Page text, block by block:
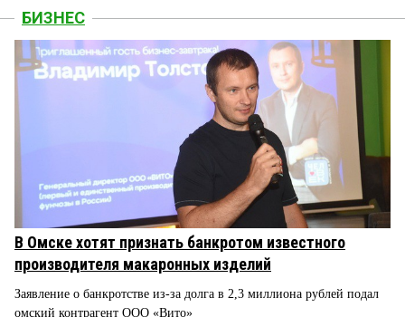
БИЗНЕС
В Омске хотят признать банкротом известного
производителя макаронных изделий
Заявление о банкротстве из-за долга в 2,3 миллиона рублей подал
омский контрагент ООО «Вито»